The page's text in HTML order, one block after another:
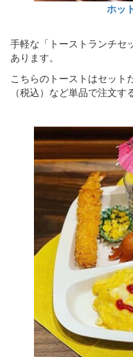
ホッ
手軽な「トーストランチセ
あります。
こちらのトーストはセット
（税込）など単品で注文す